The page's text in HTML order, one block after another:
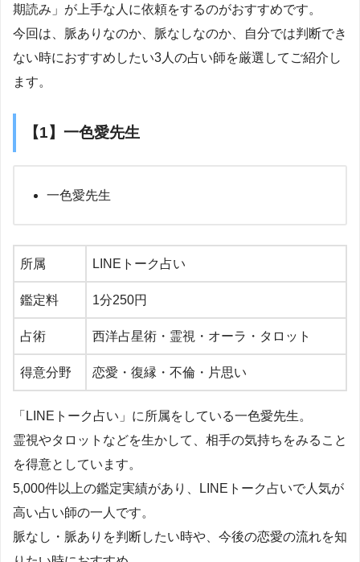
期読み」が上手な人に依頼をするのがおすすめです。
今回は、脈ありなのか、脈なしなのか、自分では判断でき
ない時におすすめしたい3人の占い師を厳選してご紹介し
ます。
【1】一色愛先生
一色愛先生
所属 LINE トーク占い
鑑定料 1分250円
占術 西洋占星術・霊視・オーラ・タロット
得意分野 恋愛・復縁・不倫・片思い
「LINEトーク占い」に所属をしている一色愛先生。
霊視やタロットなどを生かして、相手の気持ちをみること
を得意としています。
5,000件以上の鑑定実績があり、LINEトーク占いで人気が
高い占い師の一人です。
脈なし・脈ありを判断したい時や、今後の恋愛の流れを知